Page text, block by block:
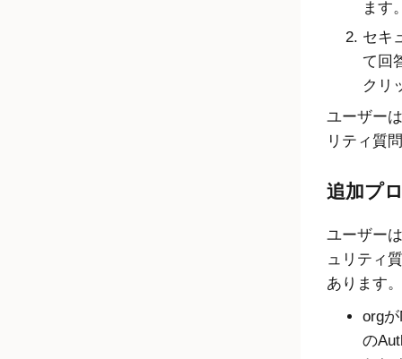
ます
セキ
て回
クリ
ユーザー
リティ質
追加プ
ユーザー
ュリティ
あります。
org
の